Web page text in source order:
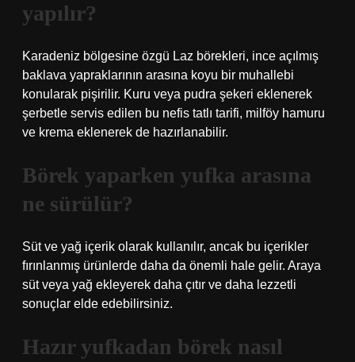
yapılır?
Karadeniz bölgesine özgü Laz börekleri, ince açılmış
baklava yapraklarının arasına koyu bir muhallebi
konularak pişirilir. Kuru veya pudra şekeri eklenerek
şerbetle servis edilen bu nefis tatlı tarifi, milföy hamuru
ve krema eklenerek de hazırlanabilir.
Börek yaparken yufka arasına
ne sürülür?
Süt ve yağ içerik olarak kullanılır, ancak bu içerikler
fırınlanmış ürünlerde daha da önemli hale gelir. Araya
süt veya yağ ekleyerek daha çıtır ve daha lezzetli
sonuçlar elde edebilirsiniz.
Hazır yufkadan börek nasıl